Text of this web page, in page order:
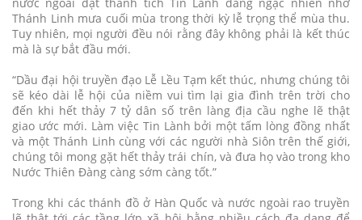
Thánh Linh mưa cuối mùa trong thời kỳ lễ trọng thể mùa thu.
Tuy nhiên, mọi người đều nói rằng đây không phải là kết thúc
mà là sự bắt đầu mới.
“Dầu đại hội truyền đạo Lễ Lều Tạm kết thúc, nhưng chúng tôi
sẽ kéo dài lễ hội của niềm vui tìm lại gia đình trên trời cho
đến khi hết thảy 7 tỷ dân số trên làng địa cầu nghe lẽ thật
giao ước mới. Làm việc Tin Lành bởi một tấm lòng đồng nhất
và một Thánh Linh cùng với các người nhà Siôn trên thế giới,
chúng tôi mong gặt hết thảy trái chín, và đưa họ vào trong kho
Nước Thiên Đàng càng sớm càng tốt.”
Trong khi các thánh đồ ở Hàn Quốc và nước ngoài rao truyền